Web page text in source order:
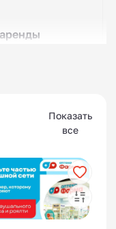
Показать
все